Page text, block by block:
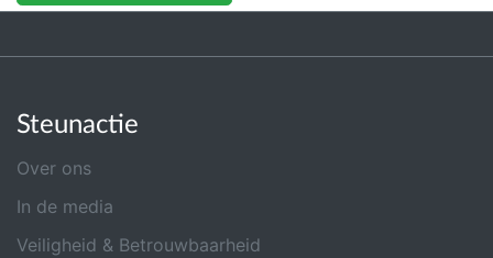
Steunactie
Over ons
In de media
Veiligheid & Betrouwbaarheid